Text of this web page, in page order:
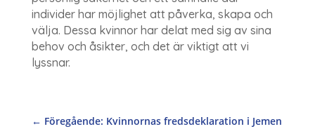
individer har möjlighet att påverka, skapa och
välja. Dessa kvinnor har delat med sig av sina
behov och åsikter, och det är viktigt att vi
lyssnar.
← Föregående: Kvinnornas fredsdeklaration i Jemen